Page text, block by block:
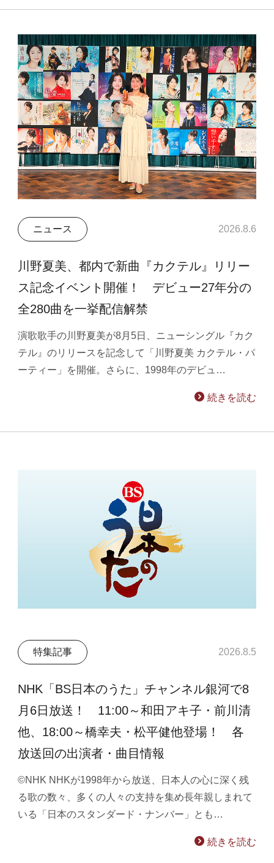
ニュース 2026.8.6
川野夏美、都内で新曲『カクテル』リリー
ス記念イベント開催！ デビュー27年分の
全280曲を一挙配信解禁
演歌歌手の川野夏美が8月5日、ニューシングル『カク
テル』のリリースを記念して「川野夏美 カクテル・パ
ーティー」を開催。さらに、1998年のデビュ…
続きを読む
特集記事 2026.8.5
NHK「BS日本のうた」チャンネル銀河で8
月6日放送！ 11:00～和田アキ子・前川清
他、18:00～橋幸夫・松平健他登場！ 各
放送回の出演者・曲目情報
©NHK NHKが1998年から放送、日本人の心に深く残
る歌の数々、多くの人々の支持を集め長年親しまれて
いる「日本のスタンダード・ナンバー」とも…
続きを読む